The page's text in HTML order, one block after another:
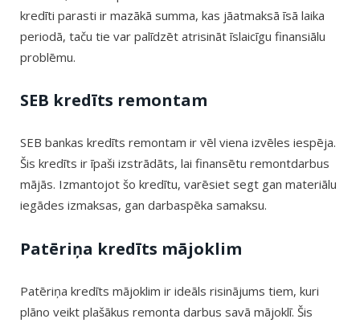
kredīti parasti ir mazākā summa, kas jāatmaksā īsā laika
periodā, taču tie var palīdzēt atrisināt īslaicīgu finansiālu
problēmu.
SEB kredīts remontam
SEB bankas kredīts remontam ir vēl viena izvēles iespēja.
Šis kredīts ir īpaši izstrādāts, lai finansētu remontdarbus
mājās. Izmantojot šo kredītu, varēsiet segt gan materiālu
iegādes izmaksas, gan darbaspēka samaksu.
Patēriņa kredīts mājoklim
Patēriņa kredīts mājoklim ir ideāls risinājums tiem, kuri
plāno veikt plašākus remonta darbus savā mājoklī. Šis